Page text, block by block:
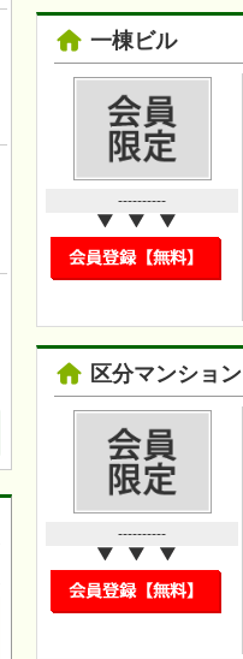
一棟ビル
----------
区分マンション
----------